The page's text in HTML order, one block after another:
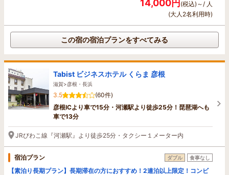
14,000円 (税込)～/ 人
(大人2名利用時)
この宿の宿泊プランをすべてみる
Tabist ビジネスホテル くらま 彦根
滋賀>彦根・長浜
3.5
(60件)
彦根ICより車で15分・河瀬駅より徒歩25分！琵琶湖へも
車で13分
JRびわこ線『河瀬駅』より徒歩25分・タクシー１メーター内
宿泊プラン ダブル 食事なし
【素泊り長期プラン】長期滞在の方におすすめ！2連泊以上限定！コンビ